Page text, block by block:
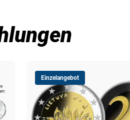
Einzelangebot